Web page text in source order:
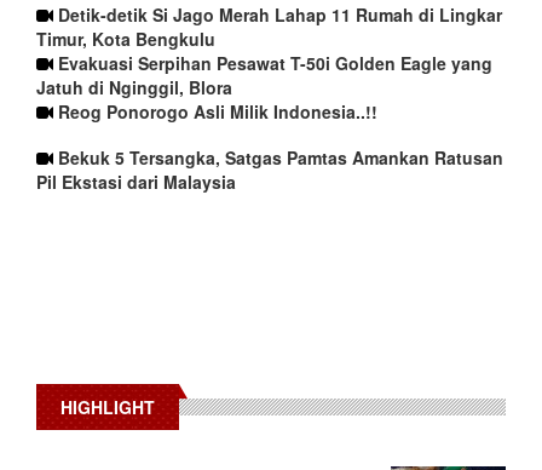
Detik-detik Si Jago Merah Lahap 11 Rumah di Lingkar
Timur, Kota Bengkulu
Evakuasi Serpihan Pesawat T-50i Golden Eagle yang
Jatuh di Nginggil, Blora
Reog Ponorogo Asli Milik Indonesia..!!
Bekuk 5 Tersangka, Satgas Pamtas Amankan Ratusan
Pil Ekstasi dari Malaysia
HIGHLIGHT